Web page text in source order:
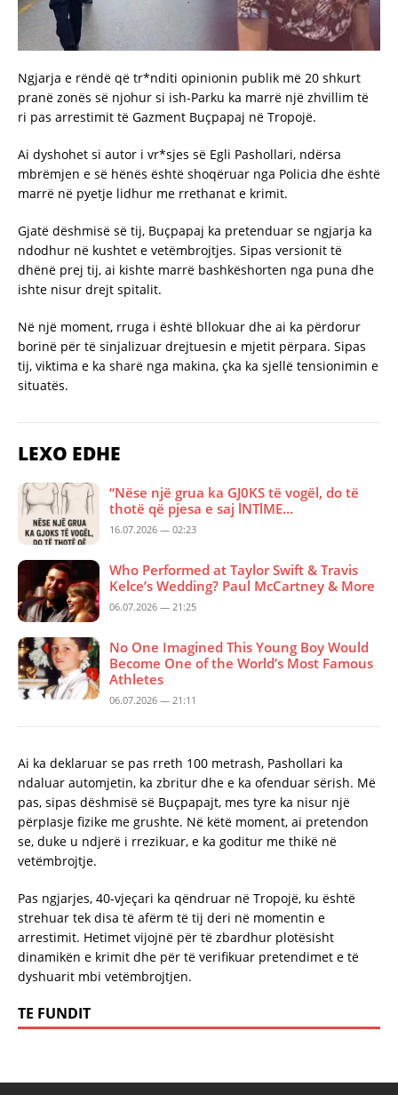
Ngjarja e rëndë që tr*nditi opinionin publik më 20 shkurt
pranë zonës së njohur si ish-Parku ka marrë një zhvillim të
ri pas arrestimit të Gazment Buçpapaj në Tropojë.
Ai dyshohet si autor i vr*sjes së Egli Pashollari, ndërsa
mbrëmjen e së hënës është shoqëruar nga Policia dhe është
marrë në pyetje lidhur me rrethanat e krimit.
Gjatë dëshmisë së tij, Buçpapaj ka pretenduar se ngjarja ka
ndodhur në kushtet e vetëmbrojtjes. Sipas versionit të
dhënë prej tij, ai kishte marrë bashkëshorten nga puna dhe
ishte nisur drejt spitalit.
Në një moment, rruga i është bllokuar dhe ai ka përdorur
borinë për të sinjalizuar drejtuesin e mjetit përpara. Sipas
tij, viktima e ka sharë nga makina, çka ka sjellë tensionimin e
situatës.
LEXO EDHE
“Nëse një grua ka GJ0KS të vogël, do të
thotë që pjesa e saj lNTlME…
16.07.2026 — 02:23
Who Performed at Taylor Swift & Travis
Kelce’s Wedding? Paul McCartney & More
06.07.2026 — 21:25
No One Imagined This Young Boy Would
Become One of the World’s Most Famous
Athletes
06.07.2026 — 21:11
Ai ka deklaruar se pas rreth 100 metrash, Pashollari ka
ndaluar automjetin, ka zbritur dhe e ka ofenduar sërish. Më
pas, sipas dëshmisë së Buçpapajt, mes tyre ka nisur një
përpIasje fizike me grushte. Në këtë moment, ai pretendon
se, duke u ndjerë i rrezikuar, e ka goditur me thikë në
vetëmbrojtje.
Pas ngjarjes, 40-vjeçari ka qëndruar në Tropojë, ku është
strehuar tek disa të afërm të tij deri në momentin e
arrestimit. Hetimet vijojnë për të zbardhur plotësisht
dinamikën e krimit dhe për të verifikuar pretendimet e të
dyshuarit mbi vetëmbrojtjen.
TE FUNDIT